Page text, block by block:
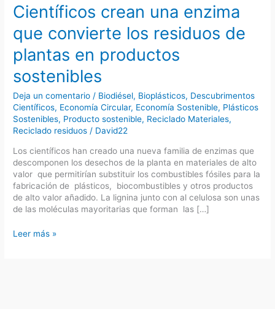
Científicos crean una enzima
que convierte los residuos de
plantas en productos
sostenibles
Deja un comentario / Biodiésel, Bioplásticos, Descubrimentos
Científicos, Economía Circular, Economía Sostenible, Plásticos
Sostenibles, Producto sostenible, Reciclado Materiales,
Reciclado residuos / David22
Los científicos han creado una nueva familia de enzimas que
descomponen los desechos de la planta en materiales de alto
valor que permitirían substituir los combustibles fósiles para la
fabricación de plásticos, biocombustibles y otros productos
de alto valor añadido. La lignina junto con al celulosa son unas
de las moléculas mayoritarias que forman las […]
Científicos
Leer más »